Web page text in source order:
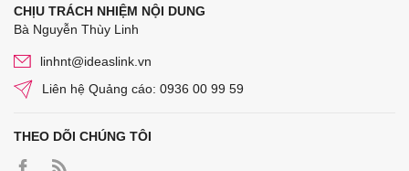
CHỊU TRÁCH NHIỆM NỘI DUNG
Bà Nguyễn Thùy Linh
linhnt@ideaslink.vn
Liên hệ Quảng cáo: 0936 00 99 59
THEO DÕI CHÚNG TÔI